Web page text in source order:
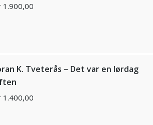
1.900,00
K. Tveterås – Det var en lørdag
1.400,00